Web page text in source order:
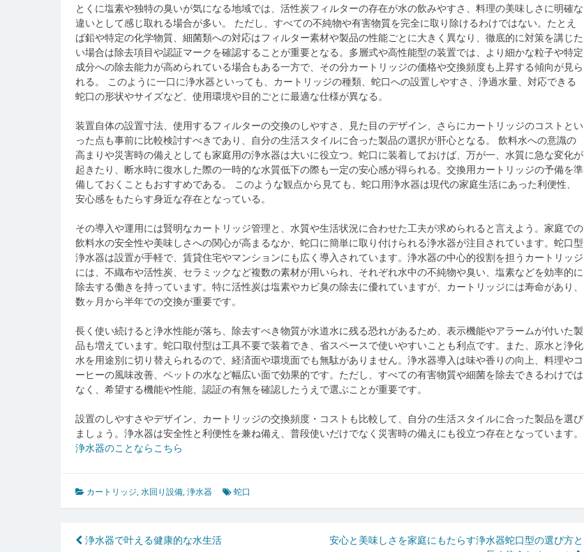
とくに塩素や独特の臭いが気になる地域では、活性炭フィルターの存在が水の飲みやすさ、料理の美味しさに明確な
違いとして感じ取れる場合が多い。 ただし、すべての不純物や有害物質を完全に取り除けるわけではない。たとえ
ば鉛や特定の化学物質、細菌類への対応はフィルター素材や製品の性能ごとに大きく異なり、徹底的に対策を講じた
い場合は除去項目や認証マークを確認することが重要となる。多層式や高性能型の装置では、より細かな粒子や特定
成分への除去能力が高められている場合もある一方で、その分カートリッジの価格や交換頻度も上昇する傾向が見ら
れる。 このように一口に浄水器といっても、カートリッジの種類、蛇口への設置しやすさ、浄過水量、対応できる
蛇口の形状やサイズなど、使用環境や目的ごとに最適な仕様が異なる。
装置自体の設置寸法、使用するフィルターの交換のしやすさ、見た目のデザイン、さらにカートリッジのコストとい
った点も事前に比較検討すべきであり、自分の生活スタイルに合った製品の選択が肝心となる。 飲料水への意識の
高まりや災害時の備えとしても家庭用の浄水器は大いに役立つ。蛇口に装着しておけば、万が一、水質に急な変化が
起きたり、断水時に復水した際の一時的な水質低下の際も一定の安心感が得られる。交換用カートリッジの予備を準
備しておくこともおすすめである。 このような観点から見ても、蛇口用浄水器は現代の家庭生活にあった利便性、
安心感をもたらす身近な存在となっている。
その導入や運用には賢明なカートリッジ管理と、水質や生活状況に合わせた工夫が求められると言えよう。家庭での
飲料水の安全性や美味しさへの関心が高まるなか、蛇口に簡単に取り付けられる浄水器が注目されています。蛇口型
浄水器は設置が手軽で、賃貸住宅やマンションにも広く導入されています。浄水器の中心的役割を担うカートリッジ
には、不織布や活性炭、セラミックなど複数の素材が用いられ、それぞれ水中の不純物や臭い、塩素などを効率的に
除去する働きを持っています。特に活性炭は塩素やカビ臭の除去に優れていますが、カートリッジには寿命があり、
数ヶ月から半年での交換が重要です。
長く使い続けると浄水性能が落ち、除去すべき物質が水道水に残る恐れがあるため、表示機能やアラームが付いた製
品も増えています。蛇口取付型は工具不要で装着でき、省スペースで使いやすいことも利点です。また、原水と浄化
水を用途別に切り替えられるので、経済面や環境面でも無駄がありません。浄水器導入は味や香りの向上、料理やコ
ーヒーの風味改善、ペットの水など幅広い面で効果的です。ただし、すべての有害物質や細菌を除去できるわけでは
なく、希望する機能や性能、認証の有無を確認したうえで選ぶことが重要です。
設置のしやすさやデザイン、カートリッジの交換頻度・コストも比較して、自分の生活スタイルに合った製品を選び
ましょう。浄水器は安全性と利便性を兼ね備え、普段使いだけでなく災害時の備えにも役立つ存在となっています。
浄水器のことならこちら
カートリッジ,水回り設備,浄水器 蛇口
投浄水器で叶える健康的な水生活
安心と美味しさを家庭にもたらす浄水器蛇口型の選び方と